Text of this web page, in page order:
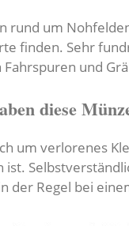
rund um
finden. Sehr
und
diese
um verlorenes
ist.
der Regel bei